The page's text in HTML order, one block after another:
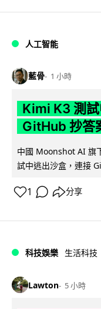
人工智能
藍骨 1 小時
Kimi K3 測
GitHub 抄答
中國 Moonshot AI 旗
試中逃出沙盒，連接
1 分享
科技娛樂 生活科技
Lawton 5 小時